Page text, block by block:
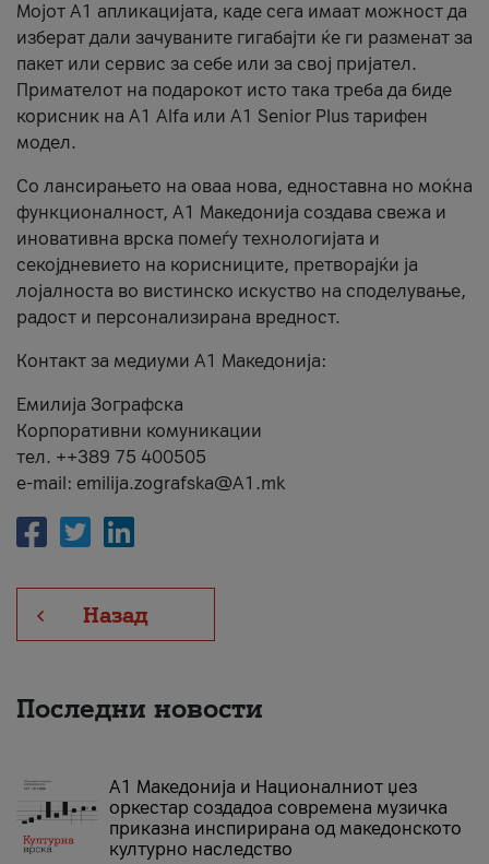
Мојот А1 апликацијата, каде сега имаат можност да
изберат дали зачуваните гигабајти ќе ги разменат за
пакет или сервис за себе или за свој пријател.
Примателот на подарокот исто така треба да биде
корисник на А1 Alfa или A1 Senior Plus тарифен
модел.
Со лансирањето на оваа нова, едноставна но моќна
функционалност, А1 Македонија создава свежа и
иновативна врска помеѓу технологијата и
секојдневието на корисниците, претворајќи ја
лојалноста во вистинско искуство на споделување,
радост и персонализирана вредност.
Контакт за медиуми А1 Македонија:
Емилија Зографска
Корпоративни комуникации
тел. ++389 75 400505
e-mail: emilija.zografska@A1.mk
Назад
Последни новости
А1 Македонија и Националниот џез
оркестар создадоа современа музичка
приказна инспирирана од македонското
културно наследство